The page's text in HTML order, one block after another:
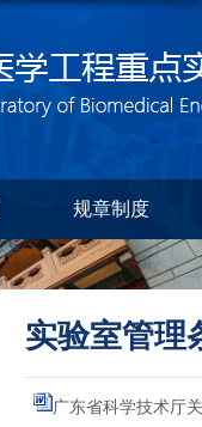
规章制度
实验室管理
广东省科学技术厅